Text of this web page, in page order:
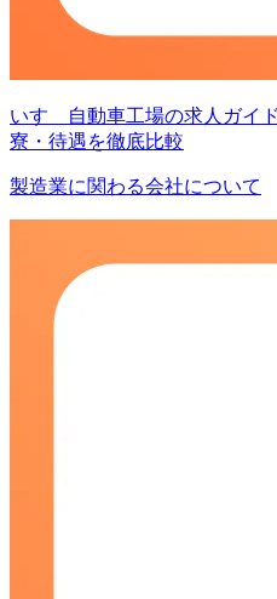
いすゞ自動車工場の求人ガイ
寮・待遇を徹底比較
製造業に関わる会社について